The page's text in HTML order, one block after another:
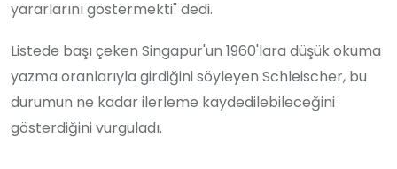
yararlarını göstermekti" dedi.
Listede başı çeken Singapur'un 1960'lara düşük okuma
yazma oranlarıyla girdiğini söyleyen Schleischer, bu
durumun ne kadar ilerleme kaydedilebileceğini
gösterdiğini vurguladı.